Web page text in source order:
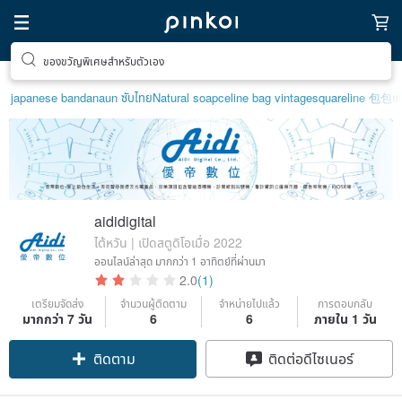
ของขวัญพิเศษสำหรับตัวเอง
japanese bandanaun ซับไทยNatural soapceline bag vintagesquareline 包包แ
aididigital
ไต้หวัน | เปิดสตูดิโอเมื่อ 2022
ออนไลน์ล่าสุด มากกว่า 1 อาทิตย์ที่ผ่านมา
2.0(1)
เตรียมจัดส่ง
มากกว่า 7 วัน
จำนวนผู้ติดตาม
6
จำหน่ายไปแล้ว
6
การตอบกลับ
ภายใน 1 วัน
ติดตาม ติดต่อดีไซเนอร์